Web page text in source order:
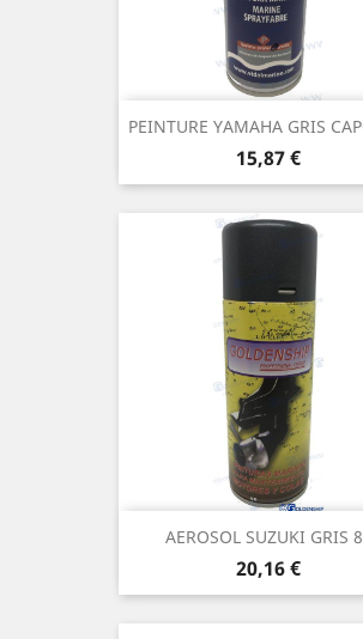
PEINTURE YAMAHA GRIS
Prix
15,87 €
AEROSOL SUZUKI GRIS
Prix
20,16 €